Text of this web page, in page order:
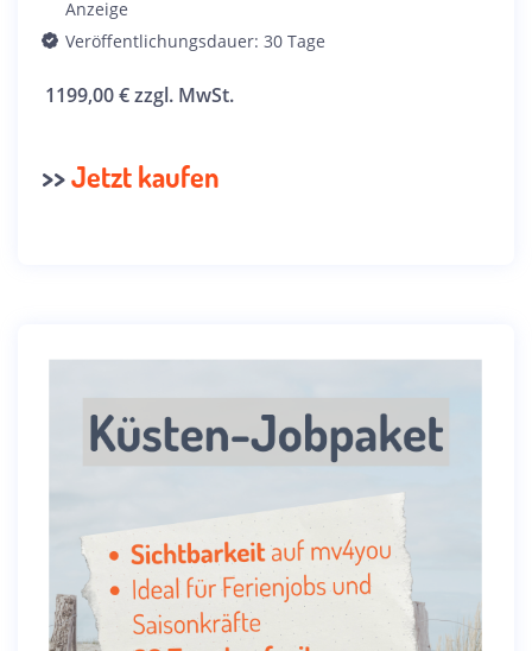
Anzeige
Veröffentlichungsdauer: 30 Tage
1199,00 € zzgl. MwSt.
>>Jetzt kaufen